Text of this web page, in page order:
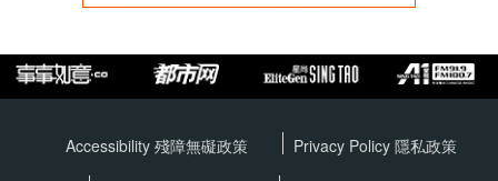
Accessibility 殘障無礙政策 Privacy Policy 隱私政策